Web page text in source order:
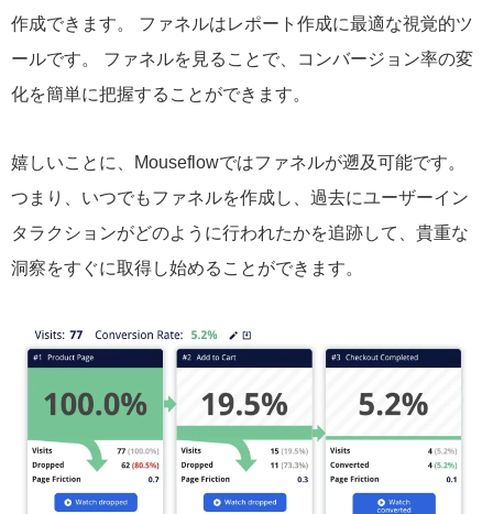
作成できます。 ファネルはレポート作成に最適な視覚的ツ
ールです。 ファネルを見ることで、コンバージョン率の変
化を簡単に把握することができます。
嬉しいことに、Mouseflowではファネルが遡及可能です。
つまり、いつでもファネルを作成し、過去にユーザーイン
タラクションがどのように行われたかを追跡して、貴重な
洞察をすぐに取得し始めることができます。